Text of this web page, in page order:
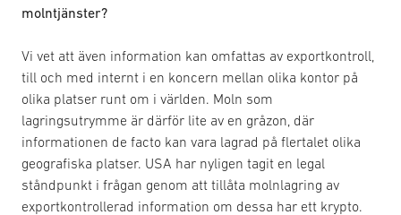
molntjänster?
Vi vet att även information kan omfattas av exportkontroll,
till och med internt i en koncern mellan olika kontor på
olika platser runt om i världen. Moln som
lagringsutrymme är därför lite av en gråzon, där
informationen de facto kan vara lagrad på flertalet olika
geografiska platser. USA har nyligen tagit en legal
ståndpunkt i frågan genom att tillåta molnlagring av
exportkontrollerad information om dessa har ett krypto.